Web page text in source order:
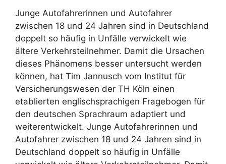
Junge Autofahrerinnen und Autofahrer
zwischen 18 und 24 Jahren sind in Deutschland
doppelt so häufig in Unfälle verwickelt wie
ältere Verkehrsteilnehmer. Damit die Ursachen
dieses Phänomens besser untersucht werden
können, hat Tim Jannusch vom Institut für
Versicherungswesen der TH Köln einen
etablierten englischsprachigen Fragebogen für
den deutschen Sprachraum adaptiert und
weiterentwickelt. Junge Autofahrerinnen und
Autofahrer zwischen 18 und 24 Jahren sind in
Deutschland doppelt so häufig in Unfälle